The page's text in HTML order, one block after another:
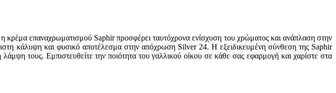
κρέμα επαναχρωματισμού Saphir προσφέρει ταυτόχρονα ενίσχυση του χρώματος και ανάπλαση στην
κάλυψη και φυσικό αποτέλεσμα στην απόχρωση Silver 24. Η εξειδικευμένη σύνθεση της Saphir
λάμψη τους. Εμπιστευθείτε την ποιότητα του γαλλικού οίκου σε κάθε σας εφαρμογή και χαρίστε στα